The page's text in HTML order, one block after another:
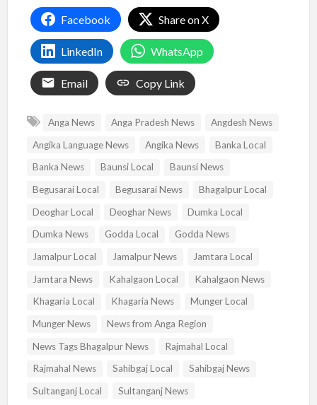
Facebook Share on X
LinkedIn WhatsApp
Email Copy Link
Anga News Anga Pradesh News
Angdesh News
Angika Language News
Angika News
Banka Local
Banka News
Baunsi Local
Baunsi News
Begusarai Local
Begusarai News
Bhagalpur Local
Deoghar Local
Deoghar News
Dumka Local
Dumka News
Godda Local
Godda News
Jamalpur Local
Jamalpur News
Jamtara Local
Jamtara News
Kahalgaon Local
Kahalgaon News
Khagaria Local
Khagaria News
Munger Local
Munger News
News from Anga Region
News Tags Bhagalpur News
Rajmahal Local
Rajmahal News
Sahibgaj Local
Sahibgaj News
Sultanganj Local
Sultanganj News